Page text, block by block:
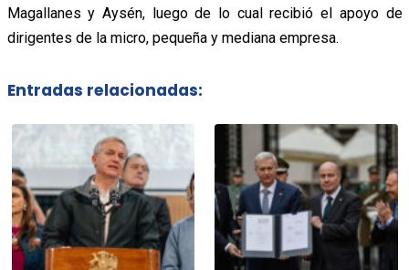
Magallanes y Aysén, luego de lo cual recibió el apoyo de
dirigentes de la micro, pequeña y mediana empresa.
Entradas relacionadas: